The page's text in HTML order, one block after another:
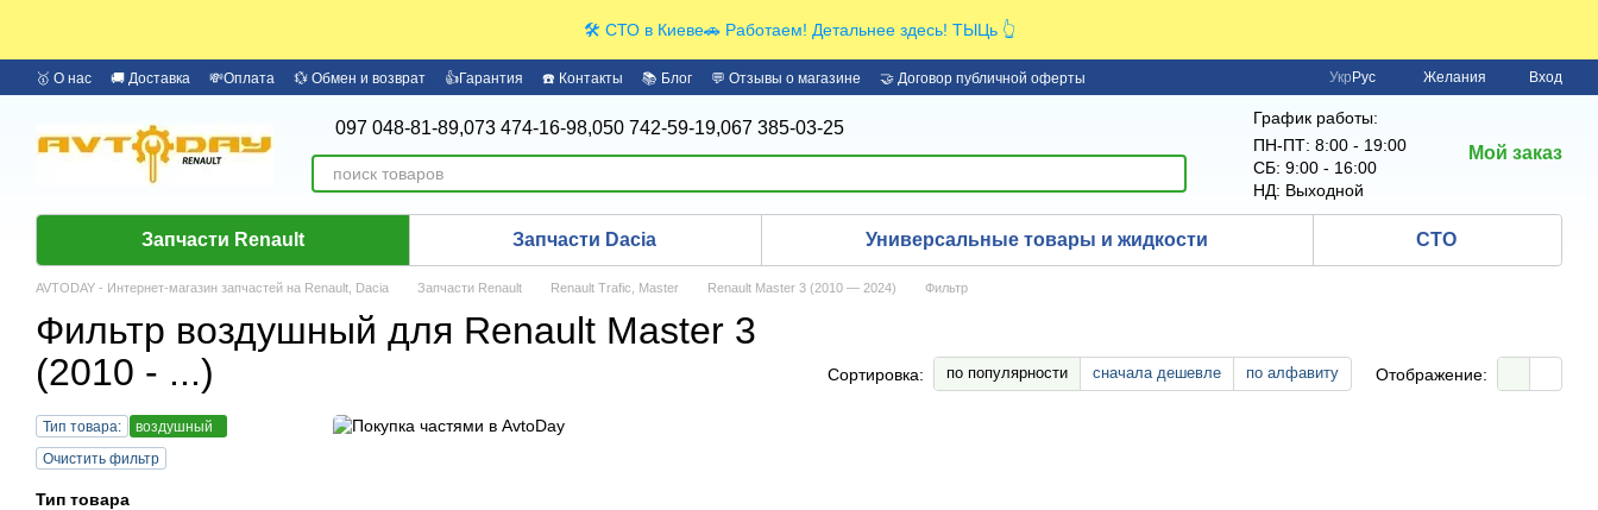
🛠️ СТО в Киеве🚗 Работаем! Детальнее здесь! ТЫЦь 👆
🥇 О нас 🚚 Доставка 💸Оплата 💱 Обмен и возврат 👍Гарантия ☎️ Контакты 📚 Блог 💬 Отзывы о магазине
🤝 Договор публичной оферты
Укр Рус Желания Вход
097 048-81-89,073 474-16-98,050 742-59-19,067 385-03-25
График работы:
ПН-ПТ: 8:00 - 19:00
СБ: 9:00 - 16:00
НД: Выходной
Мой заказ
Запчасти Renault Запчасти Dacia Универсальные товары и жидкости СТО
AVTODAY - Интернет-магазин запчастей на Renault, Dacia Запчасти Renault Renault Trafic, Master Renault Master 3 (2010 — 2024) Фильтр
Фильтр воздушный для Renault Master 3
(2010 - ...)
Сортировка: по популярности сначала дешевле по алфавиту Отображение:
Тип товара:
воздушный
Очистить фильтр
Тип товара